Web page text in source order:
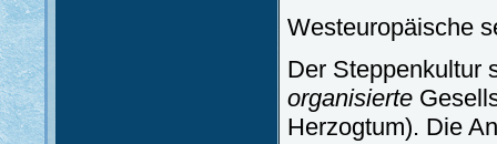
Westeuropäische
Der Steppenkultur
organisierte
Herzogtum). Die